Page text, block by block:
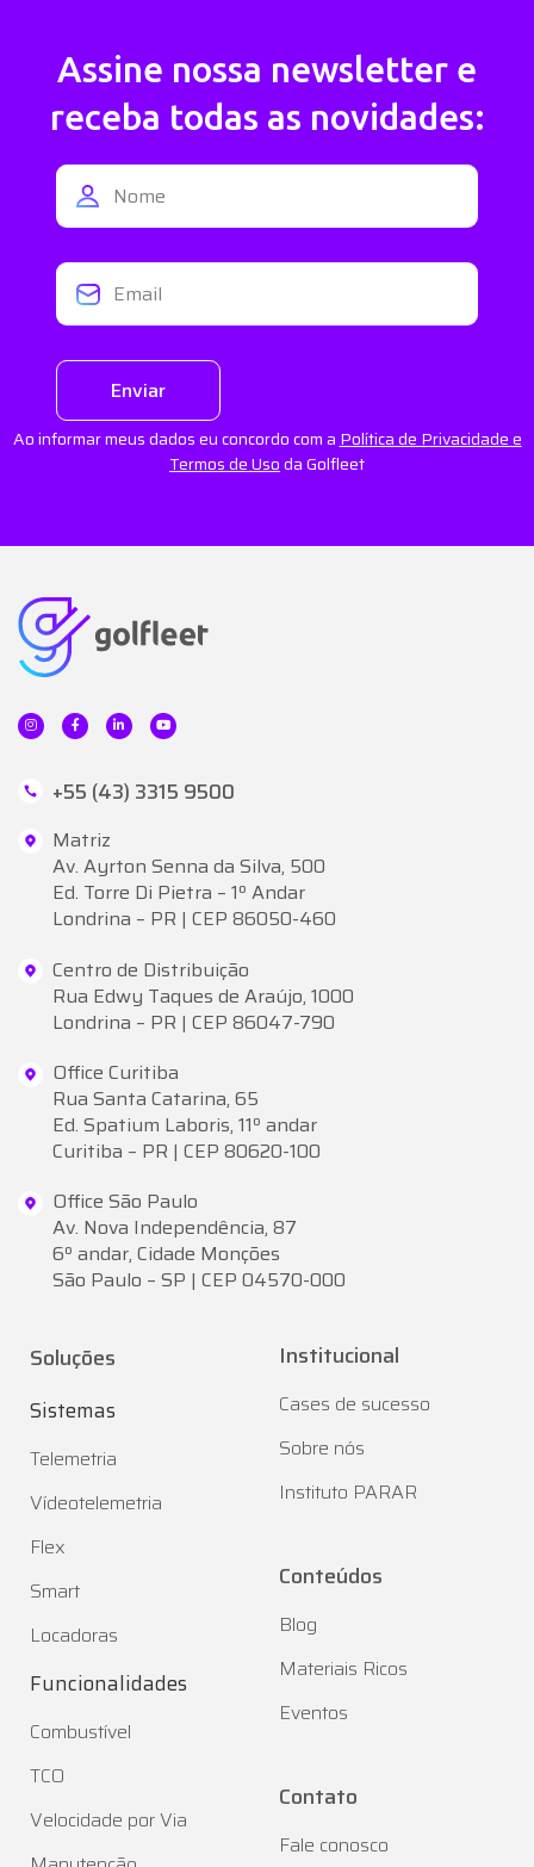
Assine nossa newsletter e
receba todas as novidades:
Enviar
Ao informar meus dados eu concordo com a Política de Privacidade e
Termos de Usoda Golfleet
+55 (43) 3315 9500
Matriz
Av. Ayrton Senna da Silva, 500
Ed. Torre Di Pietra – 1º Andar
Londrina – PR | CEP 86050-460
Centro de Distribuição
Rua Edwy Taques de Araújo, 1000
Londrina – PR | CEP 86047-790
Office Curitiba
Rua Santa Catarina, 65
Ed. Spatium Laboris, 11º andar
Curitiba – PR | CEP 80620-100
Office São Paulo
Av. Nova Independência, 87
6º andar, Cidade Monções
São Paulo – SP | CEP 04570-000
Soluções
Sistemas
Telemetria
Vídeotelemetria
Flex
Smart
Locadoras
Funcionalidades
Combustível
TCO
Velocidade por Via
Institucional
Cases de sucesso
Sobre nós
Instituto PARAR
Conteúdos
Blog
Materiais Ricos
Eventos
Contato
Fale conosco